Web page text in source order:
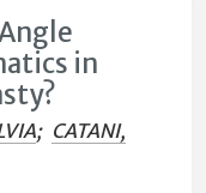
in
; CATANI,